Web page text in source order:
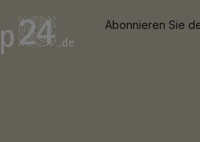
Abonnieren Sie